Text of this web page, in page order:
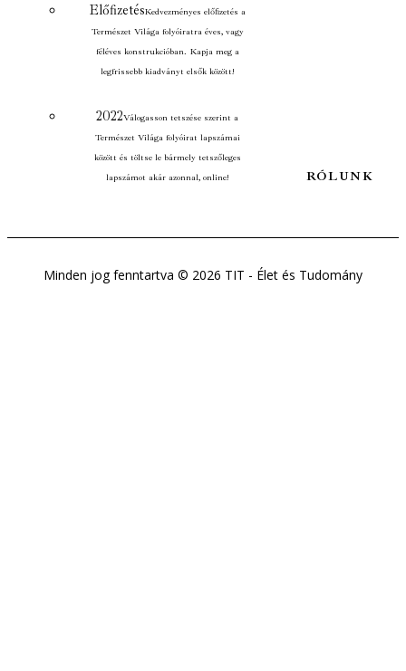
ElőfizetésKedvezményes előfizetés a
Természet Világa folyóiratra éves, vagy
féléves konstrukcióban. Kapja meg a
legfrissebb kiadványt elsők között!
2022Válogasson tetszése szerint a
Természet Világa folyóirat lapszámai
között és töltse le bármely tetszőleges
lapszámot akár azonnal, online!
RÓLUNK
Minden jog fenntartva © 2026 TIT - Élet és Tudomány